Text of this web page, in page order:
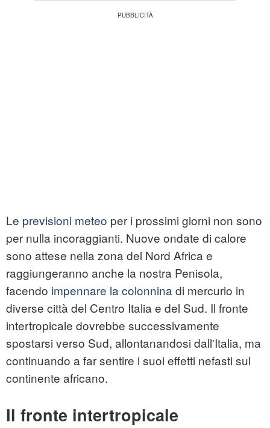
Le previsioni meteo per i prossimi giorni non sono
per nulla incoraggianti. Nuove ondate di calore
sono attese nella zona del Nord Africa e
raggiungeranno anche la nostra Penisola,
facendo impennare la colonnina di mercurio in
diverse città del Centro Italia e del Sud. Il fronte
intertropicale dovrebbe successivamente
spostarsi verso Sud, allontanandosi dall'Italia, ma
continuando a far sentire i suoi effetti nefasti sul
continente africano.
Il fronte intertropicale